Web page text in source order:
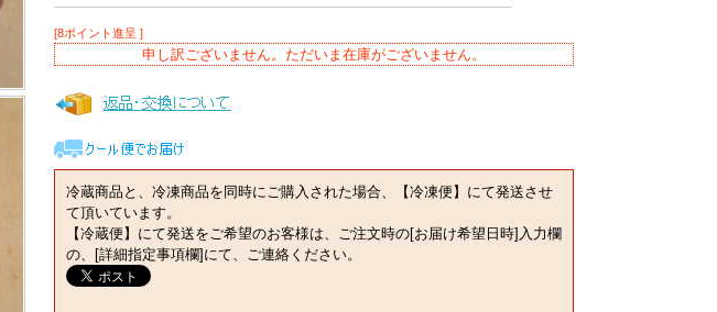
[8ポイント進呈 ]
申し訳ございません。ただいま在庫がございません。
冷蔵商品と、冷凍商品を同時にご購入された場合、【冷凍便】にて発送させ
て頂いています。
【冷蔵便】にて発送をご希望のお客様は、ご注文時の[お届け希望日時]入力欄
の、[詳細指定事項欄]にて、ご連絡ください。